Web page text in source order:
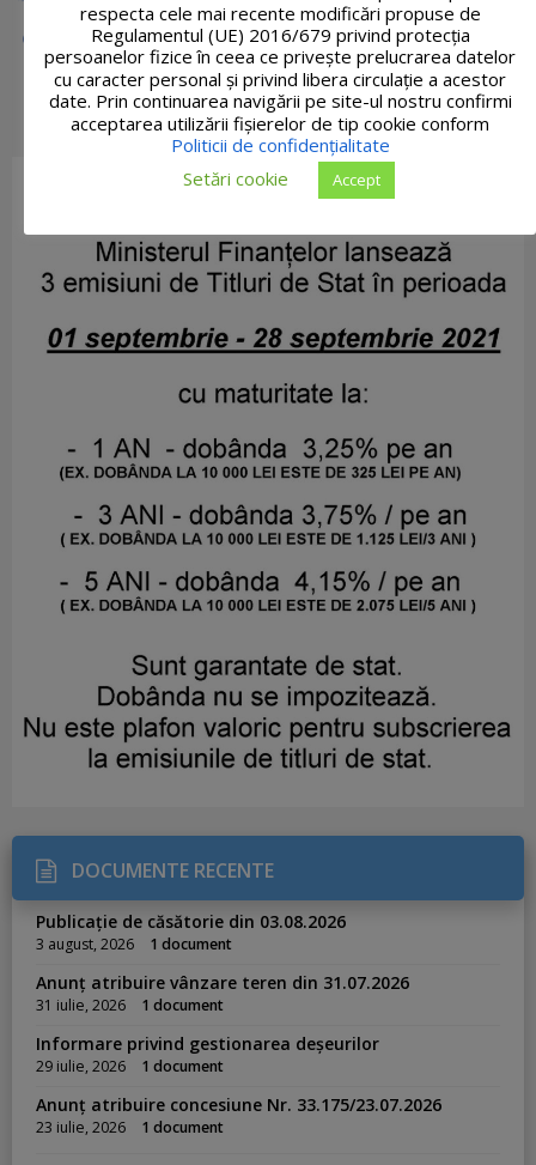
DOCUMENTE RECENTE
Publicație de căsătorie din 03.08.2026
3 august, 2026 1 document
Anunț atribuire vânzare teren din 31.07.2026
31 iulie, 2026 1 document
Informare privind gestionarea deșeurilor
29 iulie, 2026 1 document
Anunț atribuire concesiune Nr. 33.175/23.07.2026
23 iulie, 2026 1 document
respecta cele mai recente modificări propuse de
Regulamentul (UE) 2016/679 privind protecția
persoanelor fizice în ceea ce privește prelucrarea datelor
cu caracter personal și privind libera circulație a acestor
date. Prin continuarea navigării pe site-ul nostru confirmi
acceptarea utilizării fişierelor de tip cookie conform
Politicii de confidențialitate
Setări cookie
Accept